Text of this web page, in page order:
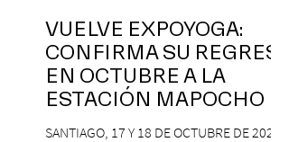
VUELVE EXPOYOGA:
CONFIRMA SU REGRESO
EN OCTUBRE A LA
ESTACIÓN MAPOCHO
SANTIAGO, 17 Y 18 DE OCTUBRE DE 2026,